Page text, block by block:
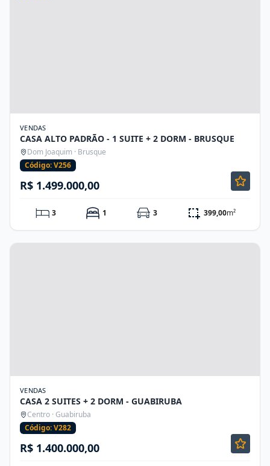
VENDAS
CASA ALTO PADRÃO - 1 SUITE + 2 DORM - BRUSQUE
Dom Joaquim · Brusque
Código: V256
R$ 1.499.000,00
3 1 3 399,00m²
VENDAS
CASA 2 SUITES + 2 DORM - GUABIRUBA
Centro · Guabiruba
Código: V282
R$ 1.400.000,00